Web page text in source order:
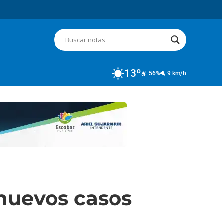
13º 56% 9 km/h
casos